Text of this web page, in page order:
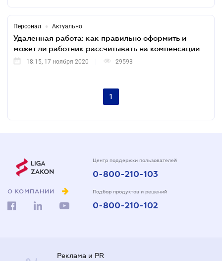
Персонал • Актуально
Удаленная работа: как правильно оформить и
может ли работник рассчитывать на компенсации
18:15, 17 ноября 2020 29593
1
О КОМПАНИИ
Центр поддержки пользователей
0-800-210-103
Подбор продуктов и решений
0-800-210-102
Реклама и PR